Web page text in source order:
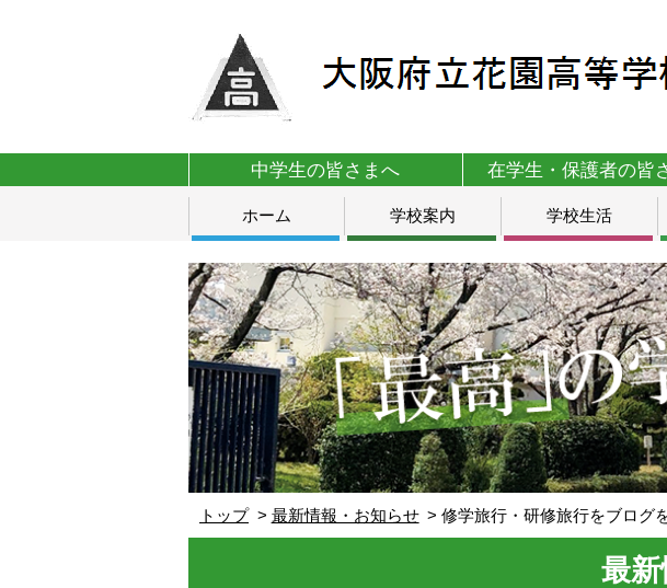
中学生の皆さまへ 在学生・保護者の皆
ホーム 学校案内 学校生活
トップ 最新情報・お知らせ 修学旅行・研修旅行をブログ
最